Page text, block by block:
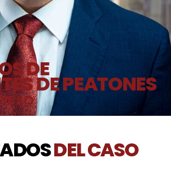
DE
DE PEATONES
DEL CASO